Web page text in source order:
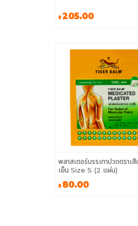
฿205.00
พลาสเตอร์บรรเทาปวดตราเ
เย็น Size S (2 แผ่น)
฿ 80.00